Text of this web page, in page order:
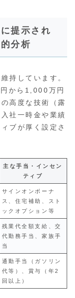
提示され
分析
持しています。
から1,000万円
高度な技術（露
社一時金や業績
ブが厚く設定さ
主な手当・インセン
ティブ
サインオンボーナ
ス、住宅補助、スト
ックオプション等
残業代全額支給、交
代勤務手当、家族手
当
通勤手当（ガソリン
代等）、賞与（年2
回以上）